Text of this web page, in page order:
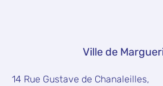
Ville de
14 Rue Gustave de Chanaleilles,